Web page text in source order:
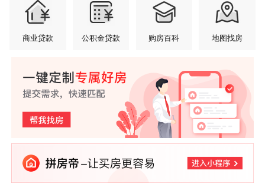
商业贷款 公积金贷款 购房百科 地图找房